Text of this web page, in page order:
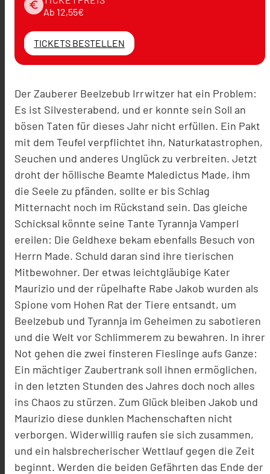
euro
Ab 12,55€
TICKETS BESTELLEN
Der Zauberer Beelzebub Irrwitzer hat ein Problem:
Es ist Silvesterabend, und er konnte sein Soll an
bösen Taten für dieses Jahr nicht erfüllen. Ein Pakt
mit dem Teufel verpflichtet ihn, Naturkatastrophen,
Seuchen und anderes Unglück zu verbreiten. Jetzt
droht der höllische Beamte Maledictus Made, ihm
die Seele zu pfänden, sollte er bis Schlag
Mitternacht noch im Rückstand sein. Das gleiche
Schicksal könnte seine Tante Tyrannja Vamperl
ereilen: Die Geldhexe bekam ebenfalls Besuch von
Herrn Made. Schuld daran sind ihre tierischen
Mitbewohner. Der etwas leichtgläubige Kater
Maurizio und der rüpelhafte Rabe Jakob wurden als
Spione vom Hohen Rat der Tiere entsandt, um
Beelzebub und Tyrannja im Geheimen zu sabotieren
und die Welt vor Schlimmerem zu bewahren. In ihrer
Not gehen die zwei finsteren Fieslinge aufs Ganze:
Ein mächtiger Zaubertrank soll ihnen ermöglichen,
in den letzten Stunden des Jahres doch noch alles
ins Chaos zu stürzen. Zum Glück bleiben Jakob und
Maurizio diese dunklen Machenschaften nicht
verborgen. Widerwillig raufen sie sich zusammen,
und ein halsbrecherischer Wettlauf gegen die Zeit
beginnt. Werden die beiden Gefährten das Ende der